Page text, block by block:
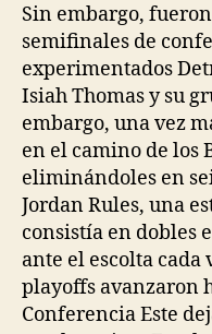
Sin embargo,
semifinales de
experimentados
Isiah Thomas y su
embargo, una vez
en el camino de los
eliminándoles en
Jordan Rules, una
consistía en dobles
ante el escolta cada
playoffs avanzaron
Conferencia Este